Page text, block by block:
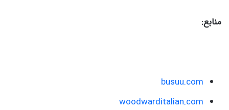
منابع:
busuu.com
woodwarditalian.com